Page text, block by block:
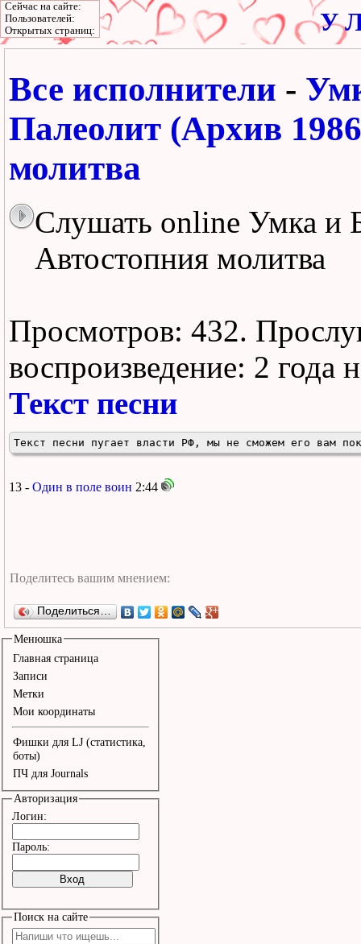
У
Все исполнители -
Палеолит (Архив
молитва
Слушать online Умка и
Автостопния молитва
Просмотров: 432.
воспроизведение: 2 года
Текст песни
Текст песни пугает власти РФ, мы не сможем его вам
13 - Один в поле воин 2:44
Поделиться…
Менюшка
Главная страница
Записи
Метки
Мои координаты
Фишки для LJ (статистика,
боты)
ПЧ для Journals
Авторизация
Логин:
Пароль:
Поиск на сайте
Сейчас на сайте:
Пользователей:
Открытых страниц: